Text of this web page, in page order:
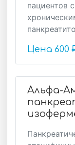
пациентов
Цена 600
Альфа-